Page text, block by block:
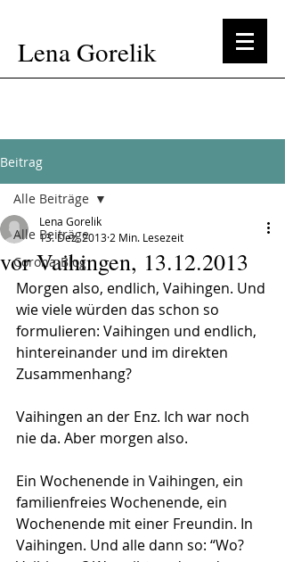
Lena Gorelik
Beitrag
Alle Beiträge
Corona-Blog
Alle Beiträge
vor Vaihingen, 13.12.2013
Lena Gorelik
13. Dez. 2013 2 Min. Lesezeit
Morgen also, endlich, Vaihingen. Und
wie viele würden das schon so
formulieren: Vaihingen und endlich,
hintereinander und im direkten
Zusammenhang?
Vaihingen an der Enz. Ich war noch
nie da. Aber morgen also.
Ein Wochenende in Vaihingen, ein
familienfreies Wochenende, ein
Wochenende mit einer Freundin. In
Vaihingen. Und alle dann so: “Wo?